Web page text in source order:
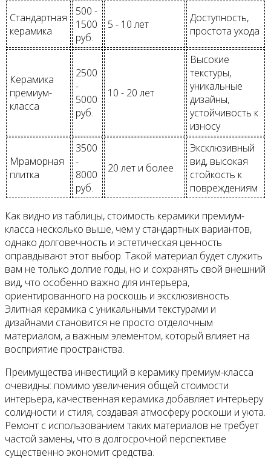
Стандартная
керамика
500 -
1500
руб.
5 - 10 лет
Доступность,
простота ухода
Керамика
премиум-
класса
2500
-
5000
руб.
10 - 20 лет
Высокие
текстуры,
уникальные
дизайны,
устойчивость к
износу
Мраморная
плитка
3500
-
8000
руб.
20 лет и более
Эксклюзивный
вид, высокая
стойкость к
повреждениям
Как видно из таблицы, стоимость керамики премиум-
класса несколько выше, чем у стандартных вариантов,
однако долговечность и эстетическая ценность
оправдывают этот выбор. Такой материал будет служить
вам не только долгие годы, но и сохранять свой внешний
вид, что особенно важно для интерьера,
ориентированного на роскошь и эксклюзивность.
Элитная керамика с уникальными текстурами и
дизайнами становится не просто отделочным
материалом, а важным элементом, который влияет на
восприятие пространства.
Преимущества инвестиций в керамику премиум-класса
очевидны: помимо увеличения общей стоимости
интерьера, качественная керамика добавляет интерьеру
солидности и стиля, создавая атмосферу роскоши и уюта.
Ремонт с использованием таких материалов не требует
частой замены, что в долгосрочной перспективе
существенно экономит средства.